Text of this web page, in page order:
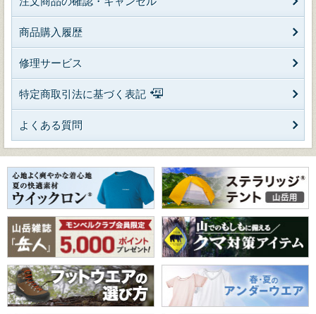
商品購入履歴
修理サービス
特定商取引法に基づく表記
よくある質問